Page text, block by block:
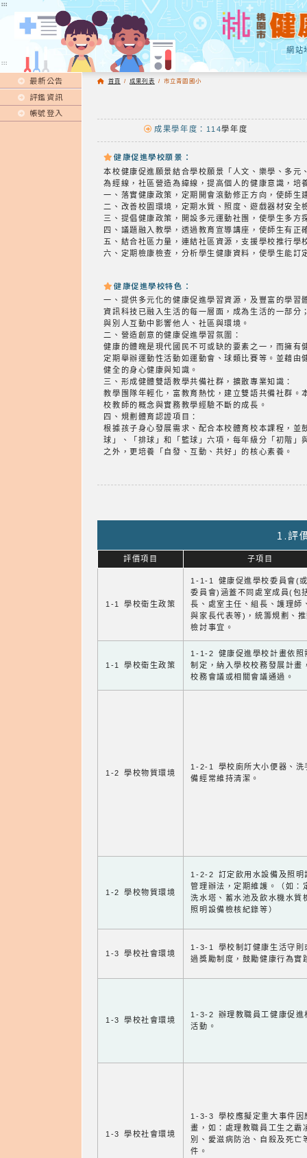
:::
網站
:::
最新公告
評鑑資訊
帳號登入
首頁 / 成果列表 / 市立青園國小
成果學年度：114學年度
健康促進學校願景：
本校健康促進願景結合學校願景「人文、樂學、多
為經線，社區營造為緯線，提高個人的健康意識，
一、落實健康政策，定期開會滾動修正方向，使師生
二、改善校園環境，定期水質、照度、遊戲器材安全
三、提倡健康政策，開設多元運動社團，使學生多方
四、議題融入教學，透過教育宣導講座，使師生有正
五、結合社區力量，連結社區資源，支援學校推行學
六、定期檢康檢查，分析學生健康資料，使學生能訂
健康促進學校特色：
一、提供多元化的健康促進學習資源，及豐富的學習
資訊科技已融入生活的每一層面，成為生活的一部
與別人互動中影響他人、社區與環境。
二、營造創意的健康促進學習氛圍：
健康的體魄是現代國民不可或缺的要素之一，而擁
定期舉辦運動性活動如運動會、球類比賽等。並藉
健全的身心健康與知識。
三、形成健體雙語教學共備社群，擴散專業知識：
教學團隊年輕化，富教育熱忱，建立雙語共備社群
校教師的概念與實務教學經驗不斷的成長。
四、規劃體育認證項目：
根據孩子身心發展需求、配合本校體育校本課程，
球」、「排球」和「籃球」六項，每年級分「初階
之外，更培養「自發、互動、共好」的核心素養。
1.評
評價項目 子項目
1-1 學校衛生政策
1-1-1 健康促進學校委員會(
委員會)涵蓋不同處室成員(包
長、處室主任、組長、護理師
與家長代表等)，統籌規劃、
檢討事宜。
1-1 學校衛生政策
1-1-2 健康促進學校計畫依照
制定，納入學校校務發展計畫
校務會議或相關會議通過。
1-2 學校物質環境
1-2-1 學校廁所大小便器、洗
備經常維持清潔。
1-2 學校物質環境
1-2-2 訂定飲用水設備及照明
管理辦法，定期維護。（如：
洗水塔、蓄水池及飲水機水質
照明設備檢核紀錄等）
1-3 學校社會環境
1-3-1 學校制訂健康生活守則
過獎勵制度，鼓勵健康行為實
1-3 學校社會環境
1-3-2 辦理教職員工健康促進
活動。
1-3 學校社會環境
1-3-3 學校應擬定重大事件因
畫，如：處理教職員工生之霸
別、愛滋病防治、自殺及死亡
件。
:::